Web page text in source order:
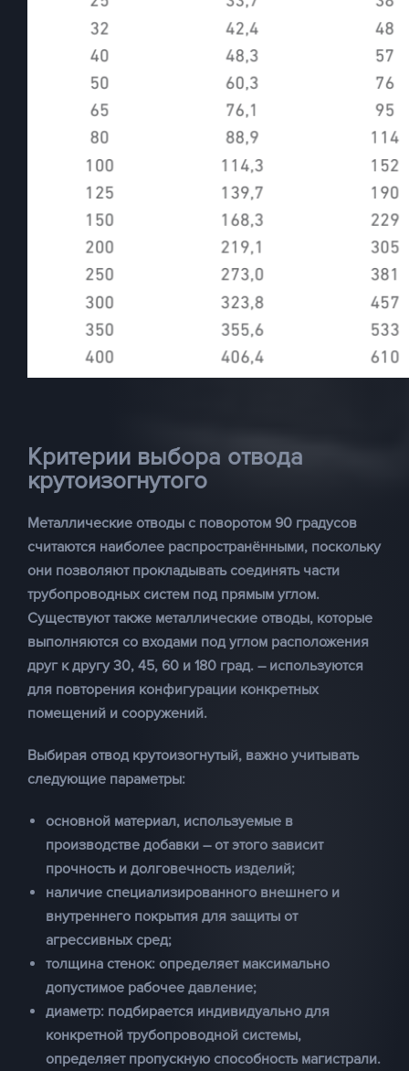
Критерии выбора отвода
крутоизогнутого
Металлические отводы с поворотом 90 градусов
считаются наиболее распространёнными, поскольку
они позволяют прокладывать соединять части
трубопроводных систем под прямым углом.
Существуют также металлические отводы, которые
выполняются со входами под углом расположения
друг к другу 30, 45, 60 и 180 град. – используются
для повторения конфигурации конкретных
помещений и сооружений.
Выбирая отвод крутоизогнутый, важно учитывать
следующие параметры:
основной материал, используемые в
производстве добавки – от этого зависит
прочность и долговечность изделий;
наличие специализированного внешнего и
внутреннего покрытия для защиты от
агрессивных сред;
толщина стенок: определяет максимально
допустимое рабочее давление;
диаметр: подбирается индивидуально для
конкретной трубопроводной системы,
определяет пропускную способность магистрали.